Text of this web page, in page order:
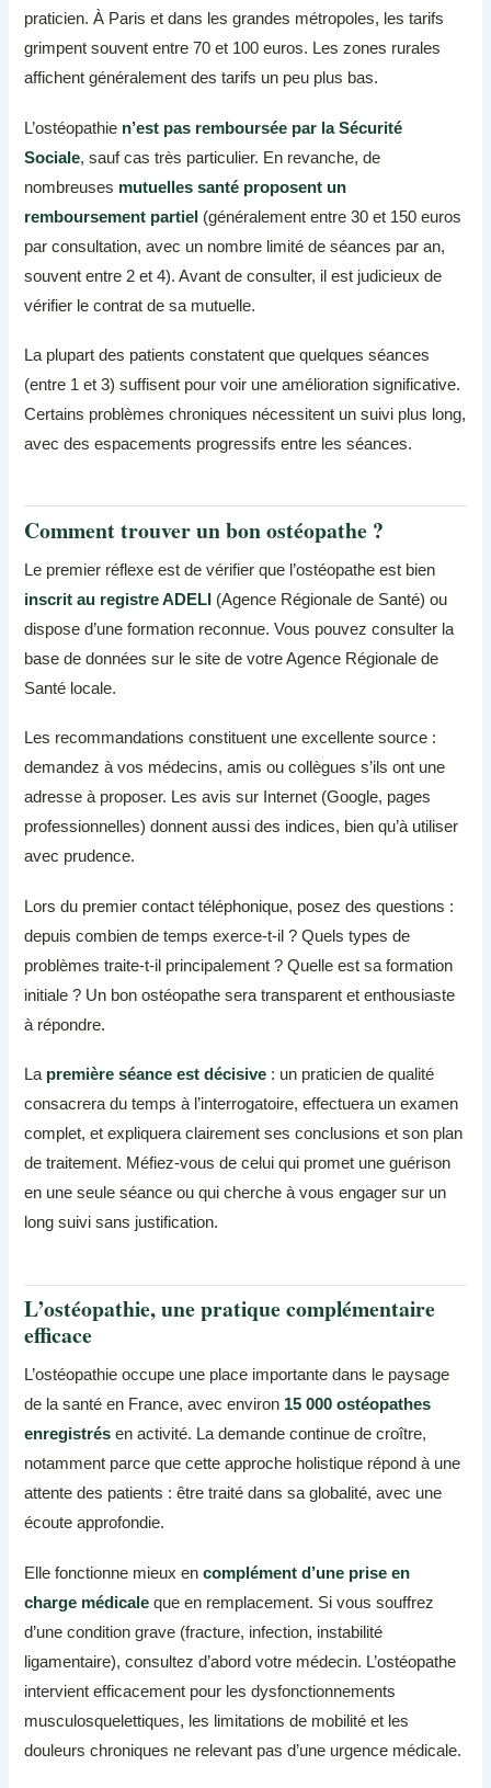
praticien. À Paris et dans les grandes métropoles, les tarifs
grimpent souvent entre 70 et 100 euros. Les zones rurales
affichent généralement des tarifs un peu plus bas.
L’ostéopathie n’est pas remboursée par la Sécurité
Sociale, sauf cas très particulier. En revanche, de
nombreuses mutuelles santé proposent un
remboursement partiel (généralement entre 30 et 150 euros
par consultation, avec un nombre limité de séances par an,
souvent entre 2 et 4). Avant de consulter, il est judicieux de
vérifier le contrat de sa mutuelle.
La plupart des patients constatent que quelques séances
(entre 1 et 3) suffisent pour voir une amélioration significative.
Certains problèmes chroniques nécessitent un suivi plus long,
avec des espacements progressifs entre les séances.
Comment trouver un bon ostéopathe ?
Le premier réflexe est de vérifier que l’ostéopathe est bien
inscrit au registre ADELI (Agence Régionale de Santé) ou
dispose d’une formation reconnue. Vous pouvez consulter la
base de données sur le site de votre Agence Régionale de
Santé locale.
Les recommandations constituent une excellente source :
demandez à vos médecins, amis ou collègues s’ils ont une
adresse à proposer. Les avis sur Internet (Google, pages
professionnelles) donnent aussi des indices, bien qu’à utiliser
avec prudence.
Lors du premier contact téléphonique, posez des questions :
depuis combien de temps exerce-t-il ? Quels types de
problèmes traite-t-il principalement ? Quelle est sa formation
initiale ? Un bon ostéopathe sera transparent et enthousiaste
à répondre.
La première séance est décisive : un praticien de qualité
consacrera du temps à l’interrogatoire, effectuera un examen
complet, et expliquera clairement ses conclusions et son plan
de traitement. Méfiez-vous de celui qui promet une guérison
en une seule séance ou qui cherche à vous engager sur un
long suivi sans justification.
L’ostéopathie, une pratique complémentaire
efficace
L’ostéopathie occupe une place importante dans le paysage
de la santé en France, avec environ 15 000 ostéopathes
enregistrés en activité. La demande continue de croître,
notamment parce que cette approche holistique répond à une
attente des patients : être traité dans sa globalité, avec une
écoute approfondie.
Elle fonctionne mieux encomplément d’une prise en
charge médicale que en remplacement. Si vous souffrez
d’une condition grave (fracture, infection, instabilité
ligamentaire), consultez d’abord votre médecin. L’ostéopathe
intervient efficacement pour les dysfonctionnements
musculosquelettiques, les limitations de mobilité et les
douleurs chroniques ne relevant pas d’une urgence médicale.